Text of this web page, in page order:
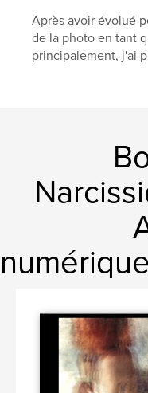
LanguageFrench
Keywords
poésie , art
Après avoir évolué
de la photo en tant
principalement, j'ai